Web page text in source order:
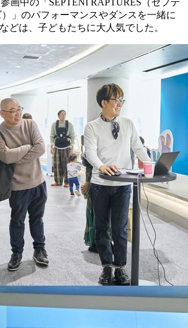
画中の「SEPTENI RAPTURES（セプテ
」のパフォーマンスやダンスを一緒に
どは、子どもたちに大人気でした。